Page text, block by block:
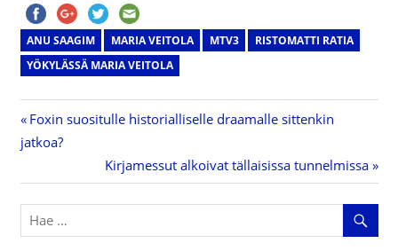
ANU SAAGIM MARIA VEITOLA MTV3
RISTOMATTI RATIA
YÖKYLÄSSÄ MARIA VEITOLA
Artikkelien
selaus
Previous
Post:
Foxin suositulle historialliselle draamalle sittenkin
jatkoa?
Next
Post:
Kirjamessut alkoivat tällaisissa tunnelmissa